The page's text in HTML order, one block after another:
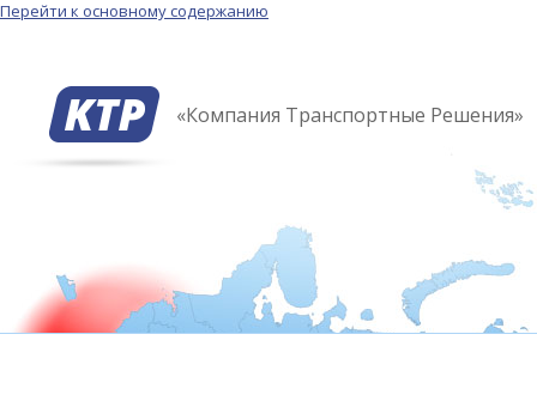
Перейти к основному содержанию
«Компания Транспортные Решения»